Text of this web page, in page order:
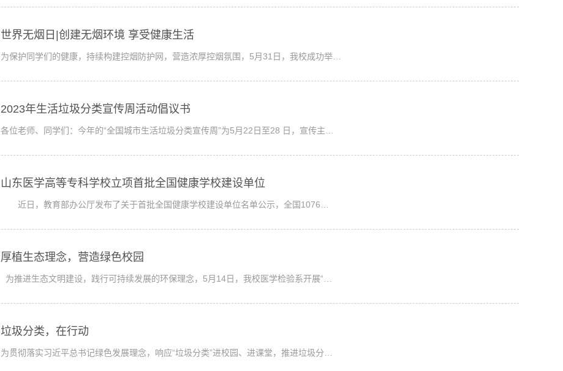
世界无烟日|创建无烟环境 享受健康生活
为保护同学们的健康，持续构建控烟防护网，营造浓厚控烟氛围，5月31日，我校成功举…
2023年生活垃圾分类宣传周活动倡议书
各位老师、同学们：今年的“全国城市生活垃圾分类宣传周”为5月22日至28 日，宣传主…
山东医学高等专科学校立项首批全国健康学校建设单位
近日，教育部办公厅发布了关于首批全国健康学校建设单位名单公示，全国1076…
厚植生态理念，营造绿色校园
为推进生态文明建设，践行可持续发展的环保理念，5月14日，我校医学检验系开展“…
垃圾分类，在行动
为贯彻落实习近平总书记绿色发展理念，响应“垃圾分类”进校园、进课堂，推进垃圾分…